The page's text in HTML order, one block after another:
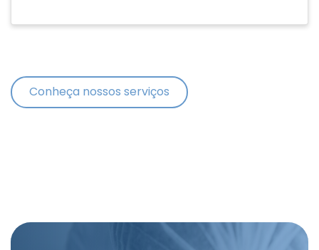
Conheça nossos serviços